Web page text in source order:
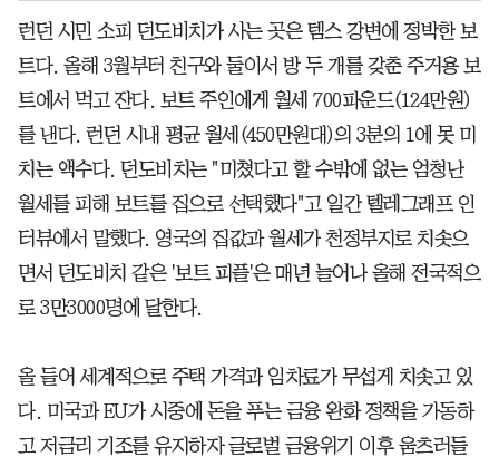
런던 시민 소피 던도비치가 사는 곳은 템스 강변에 정박한 보
트다. 올해 3월부터 친구와 둘이서 방 두 개를 갖춘 주거용 보
트에서 먹고 잔다. 보트 주인에게 월세 700파운드(124만원)
를 낸다. 런던 시내 평균 월세(450만원대)의 3분의 1에 못 미
치는 액수다. 던도비치는 "미쳤다고 할 수밖에 없는 엄청난
월세를 피해 보트를 집으로 선택했다"고 일간 텔레그래프 인
터뷰에서 말했다. 영국의 집값과 월세가 천정부지로 치솟으
면서 던도비치 같은 '보트 피플'은 매년 늘어나 올해 전국적으
로 3만3000명에 달한다.
올 들어 세계적으로 주택 가격과 임차료가 무섭게 치솟고 있
다. 미국과 EU가 시중에 돈을 푸는 금융 완화 정책을 가동하
고 저금리 기조를 유지하자 글로벌 금융위기 이후 움츠러들